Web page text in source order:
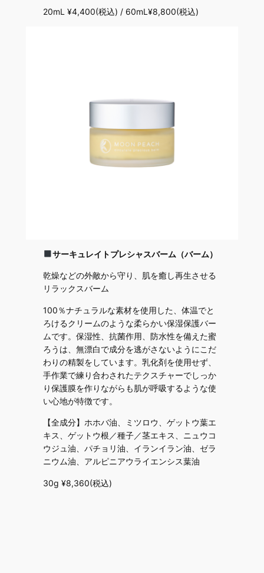
20mL ¥4,400(税込) / 60mL¥8,800(税込)
サーキュレイトプレシャスバーム（バーム）
乾燥などの外敵から守り、肌を癒し再生させる
リラックスバーム
100％ナチュラルな素材を使用した、体温でと
ろけるクリームのような柔らかい保湿保護バー
ムです。保湿性、抗菌作用、防水性を備えた蜜
ろうは、無漂白で成分を逃がさないようにこだ
わりの精製をしています。乳化剤を使用せず、
手作業で練り合わされたテクスチャーでしっか
り保護膜を作りながらも肌が呼吸するような使
い心地が特徴です。
【全成分】ホホバ油、ミツロウ、ゲットウ葉エ
キス、ゲットウ根／種子／茎エキス、ニュウコ
ウジュ油、パチョリ油、イランイラン油、ゼラ
ニウム油、アルピニアウライエンシス葉油
30g ¥8,360(税込)